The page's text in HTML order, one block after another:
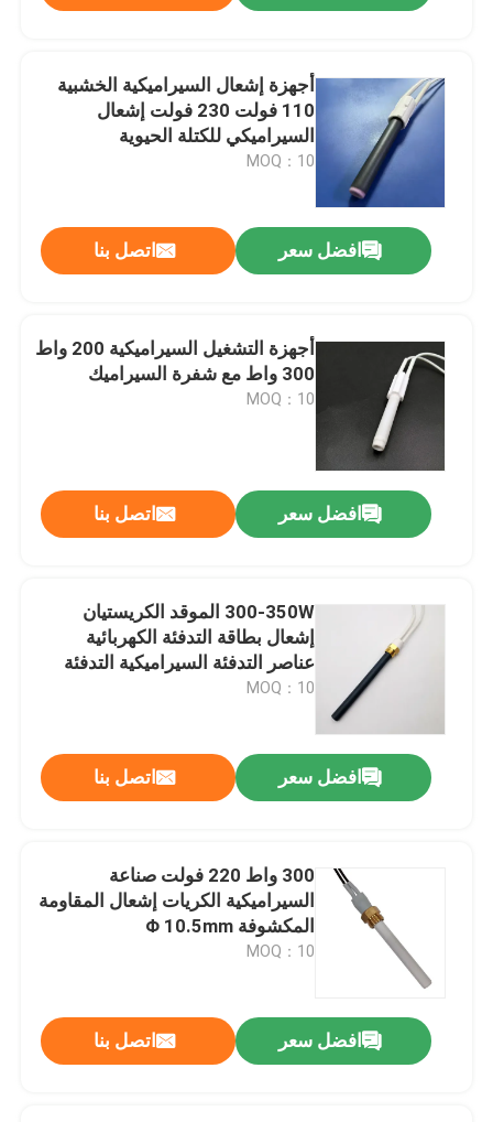
المنزل
أجهزة إشعال السيراميكية الخشبية
110 فولت 230 فولت إشعال
السيراميكي للكتلة الحيوية
MOQ：10
افضل سعر اتصل بنا
أجهزة التشغيل السيراميكية 200 واط
300 واط مع شفرة السيراميك
MOQ：10
افضل سعر اتصل بنا
300-350W الموقد الكريستيان
إشعال بطاقة التدفئة الكهربائية
عناصر التدفئة السيراميكية التدفئة
MOQ：10
افضل سعر اتصل بنا
300 واط 220 فولت صناعة
السيراميكية الكريات إشعال المقاومة
المكشوفة Φ 10.5mm
MOQ：10
افضل سعر اتصل بنا